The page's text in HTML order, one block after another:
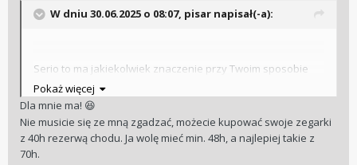
W dniu 30.06.2025 o 08:07, pisar napisał(-a):
Serio to ma jakiekolwiek znaczenie przy Twoim sposobie
noszenia zegarków?
I w ogóle czy to ma znaczeniej jakiekolwiek przy decyzji
zakupowej?
Pokaż więcej
Dla mnie ma! 😆
Nie musicie się ze mną zgadzać, możecie kupować swoje zegarki
z 40h rezerwą chodu. Ja wolę mieć min. 48h, a najlepiej takie z
70h.